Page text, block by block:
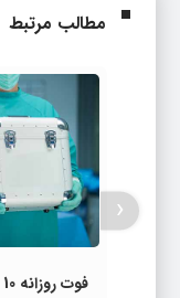
مطالب مرتبط
‹